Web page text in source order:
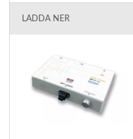
LADDA NER